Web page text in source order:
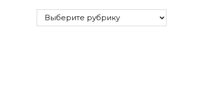
Все
рубрики